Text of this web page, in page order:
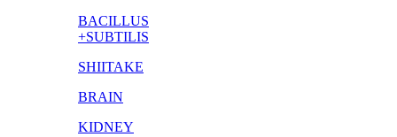
BACILLUS
+SUBTILIS
SHIITAKE
BRAIN
KIDNEY